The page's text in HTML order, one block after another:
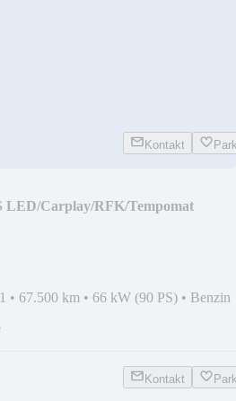
Kontakt
LED/Carplay/RFK/Tempomat
• 67.500 km • 66 kW (90 PS) • Benzin
Kontakt